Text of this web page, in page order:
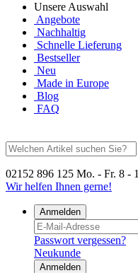
Unsere Auswahl
Angebote
Nachhaltig
Schnelle Lieferung
Bestseller
Neu
Made in Europe
Blog
FAQ
02152 896 125 Mo. - Fr. 8 -
Wir helfen Ihnen gerne!
Anmelden
Passwort vergessen?
Neukunde
Anmelden